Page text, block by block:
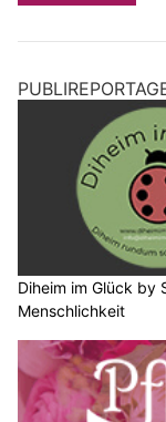
Diheim im Glück by
Menschlichkeit